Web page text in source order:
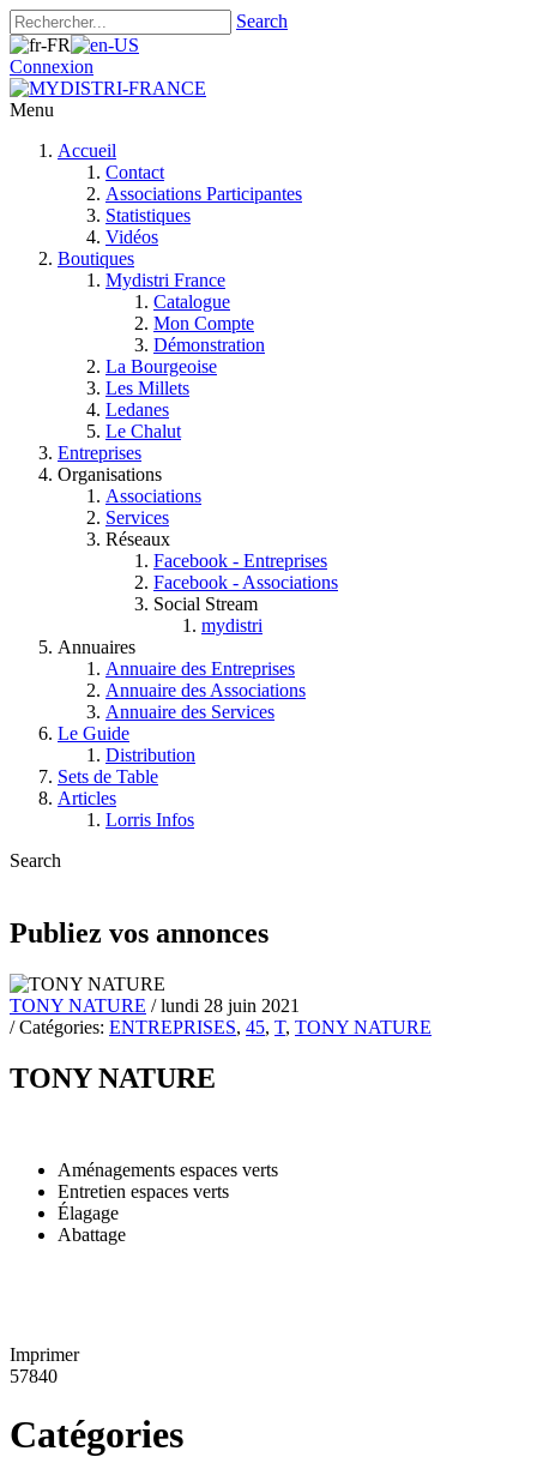
Search
Connexion
Menu
Accueil
Contact
Associations Participantes
Statistiques
Vidéos
Boutiques
Mydistri France
Catalogue
Mon Compte
Démonstration
La Bourgeoise
Les Millets
Ledanes
Le Chalut
Entreprises
Organisations
Associations
Services
Réseaux
Facebook - Entreprises
Facebook - Associations
Social Stream
mydistri
Annuaires
Annuaire des Entreprises
Annuaire des Associations
Annuaire des Services
Le Guide
Distribution
Sets de Table
Articles
Lorris Infos
Search
Publiez vos annonces
TONY NATURE / lundi 28 juin 2021
/ Catégories: ENTREPRISES, 45, T, TONY NATURE
TONY NATURE
Aménagements espaces verts
Entretien espaces verts
Élagage
Abattage
Imprimer
57840
Catégories